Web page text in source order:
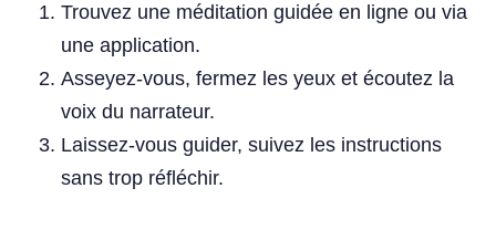
Trouvez une méditation guidée en ligne ou via
une application.
Asseyez-vous, fermez les yeux et écoutez la
voix du narrateur.
Laissez-vous guider, suivez les instructions
sans trop réfléchir.